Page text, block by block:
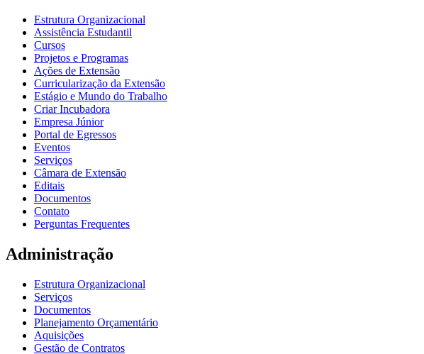
Estrutura Organizacional
Assistência Estudantil
Cursos
Projetos e Programas
Ações de Extensão
Curricularização da Extensão
Estágio e Mundo do Trabalho
Criar Incubadora
Empresa Júnior
Portal de Egressos
Eventos
Serviços
Câmara de Extensão
Editais
Documentos
Contato
Perguntas Frequentes
Administração
Estrutura Organizacional
Serviços
Documentos
Planejamento Orçamentário
Aquisições
Gestão de Contratos